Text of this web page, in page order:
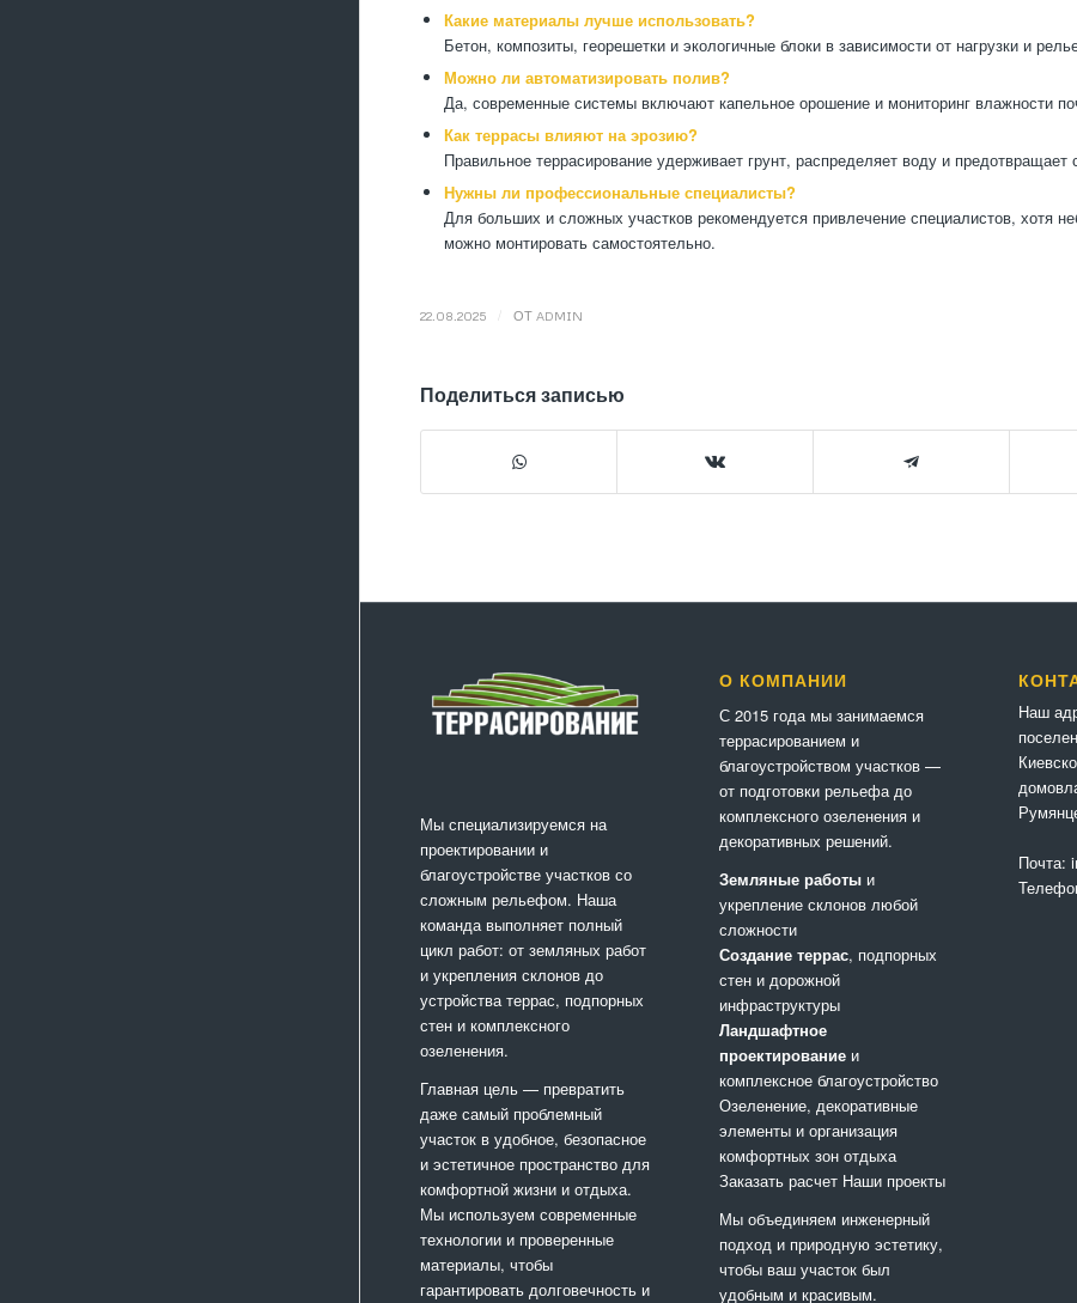
Какие материалы лучше использовать?
Бетон, композиты, георешетки и экологичные блоки в зависимости от нагрузки и
Можно ли автоматизировать полив?
Да, современные системы включают капельное орошение и мониторинг влажности
Как террасы влияют на эрозию?
Правильное террасирование удерживает грунт, распределяет воду и
Нужны ли профессиональные специалисты?
Для больших и сложных участков рекомендуется привлечение специалистов, хотя
можно монтировать самостоятельно.
22.08.2025 ОТ ADMIN
Поделиться записью
Мы специализируемся на
проектировании и
благоустройстве участков со
сложным рельефом. Наша
команда выполняет полный
цикл работ: от земляных работ
и укрепления склонов до
устройства террас, подпорных
стен и комплексного
озеленения.
Главная цель — превратить
даже самый проблемный
участок в удобное, безопасное
и эстетичное пространство для
комфортной жизни и отдыха.
Мы используем современные
технологии и проверенные
материалы, чтобы
гарантировать долговечность и
О КОМПАНИИ
С 2015 года мы занимаемся
террасированием и
благоустройством участков —
от подготовки рельефа до
комплексного озеленения и
декоративных решений.
Земляные работыи
укрепление склонов любой
сложности
Создание террас, подпорных
стен и дорожной
инфраструктуры
Ландшафтное
проектированиеи
комплексное благоустройство
Озеленение, декоративные
элементы и организация
комфортных зон отдыха
Заказать расчет Наши проекты
Мы объединяем инженерный
подход и природную эстетику,
чтобы ваш участок был
удобным и красивым.
Наш
Почта: